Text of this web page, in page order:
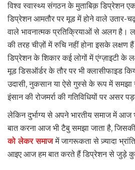
विश्व स्वास्थ्य संगठन के मुताबिक़ डिप्रेशन
डिप्रेशन आमतौर पर मूड में होने वाले उतार-
वाले भावनात्मक प्रतिक्रियाओं से अलग है।
की तरह चीज़ों में रुचि नहीं होना इसके
डिप्रेशन के शिकार कई लोगों में एंग्ज़ाइटी के
मूड डिसऑर्डर के तौर पर भी क्लासीफाइड
उदासी, नुकसान या ऐसे गुस्से के रूप में समझा
इंसान की रोजमर्रा की गतिविधियों पर असर
लेकिन दुर्भाग्य से अपने भारतीय समाज में आज
बात करना आज भी टैबु समझा जाता है,
को लेकर समाजमें जागरूकता से ज़्यादा
आइए आज हम बात करते हैं डिप्रेशन से जुड़े